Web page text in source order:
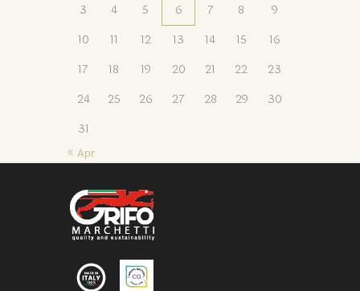
3
4 5 6 7 8
9
10
11 12 13 14 15
16
17
18 19 20 21 22
23
24
25 26 27 28 29
30
31
« Apr